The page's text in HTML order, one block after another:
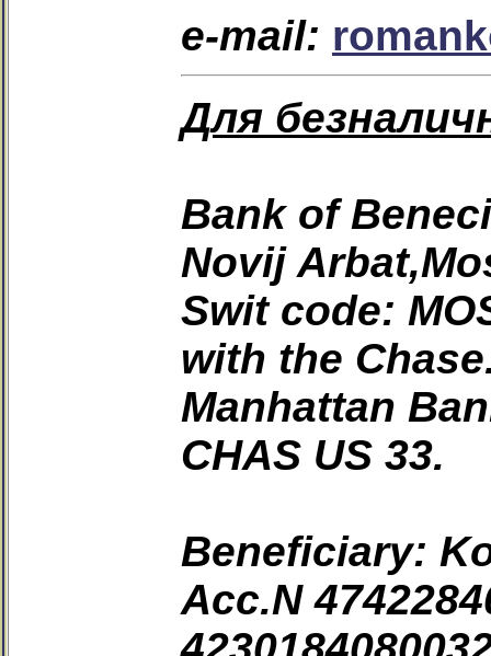
e-mail:
Для
Bank of
Novij
Swit code:
with the
Manhattan
CHAS US 33.
Beneficiary:
Acc.N